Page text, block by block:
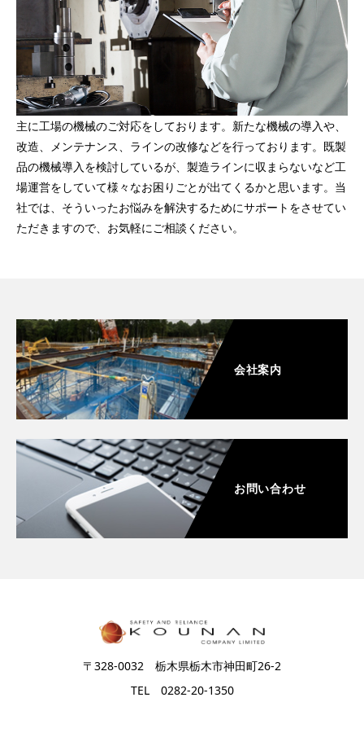
主に工場の機械のご対応をしております。新たな機械の導入や、
改造、メンテナンス、ラインの改修などを行っております。既製
品の機械導入を検討しているが、製造ラインに収まらないなど工
場運営をしていて様々なお困りごとが出てくるかと思います。当
社では、そういったお悩みを解決するためにサポートをさせてい
ただきますので、お気軽にご相談ください。
会社案内
お問い合わせ
〒328-0032 栃木県栃木市神田町26-2
TEL 0282-20-1350